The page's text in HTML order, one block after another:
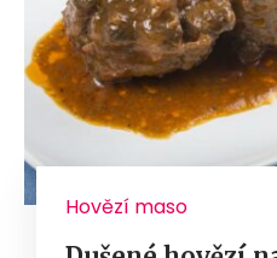
Hovězí maso